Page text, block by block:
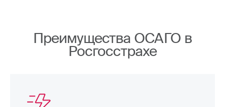
Преимущества ОСАГО в
Росгосстрахе